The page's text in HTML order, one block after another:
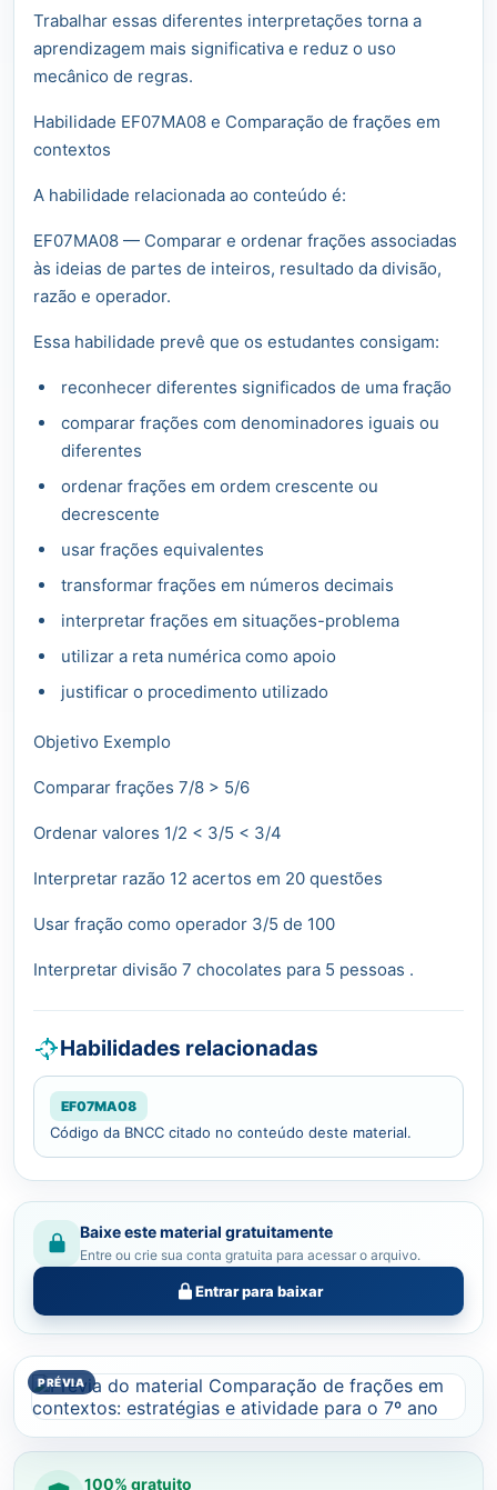
100% gratuito
Trabalhar essas diferentes interpretações torna a
aprendizagem mais significativa e reduz o uso
mecânico de regras.
Habilidade EF07MA08 e Comparação de frações em
contextos
A habilidade relacionada ao conteúdo é:
EF07MA08 — Comparar e ordenar frações associadas
às ideias de partes de inteiros, resultado da divisão,
razão e operador.
Essa habilidade prevê que os estudantes consigam:
reconhecer diferentes significados de uma fração
comparar frações com denominadores iguais ou
diferentes
ordenar frações em ordem crescente ou
decrescente
usar frações equivalentes
transformar frações em números decimais
interpretar frações em situações-problema
utilizar a reta numérica como apoio
justificar o procedimento utilizado
Objetivo Exemplo
Comparar frações 7/8 > 5/6
Ordenar valores 1/2 < 3/5 < 3/4
Interpretar razão 12 acertos em 20 questões
Usar fração como operador 3/5 de 100
Interpretar divisão 7 chocolates para 5 pessoas .
Habilidades relacionadas
EF07MA08
Código da BNCC citado no conteúdo deste material.
Baixe este material gratuitamente
Entre ou crie sua conta gratuita para acessar o arquivo.
Entrar para baixar